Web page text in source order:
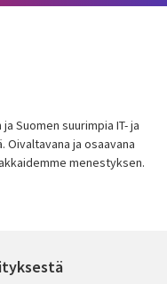
Suomen suurimpia IT- ja
ja osaavana
menestyksen.